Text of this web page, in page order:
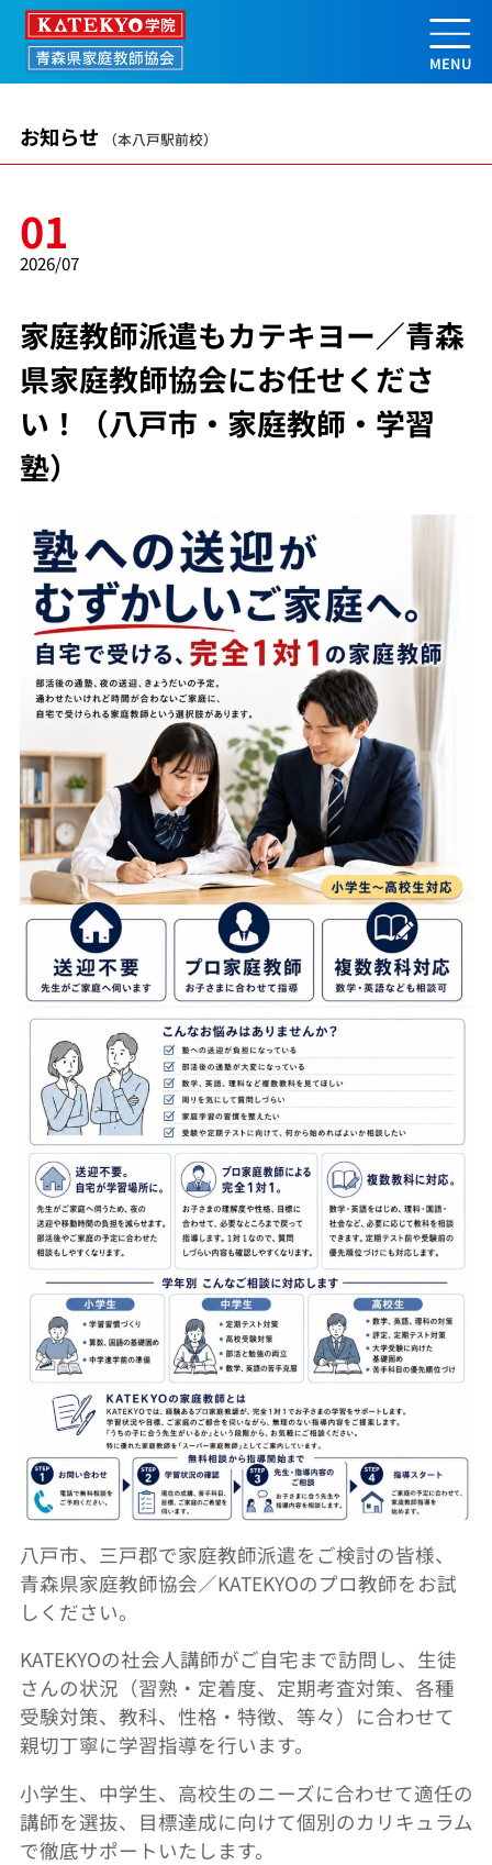
家庭教師派遣もカテキヨー／青森県
お知らせ （本八戸駅前校）
01
2026/07
家庭教師派遣もカテキヨー／青森
県家庭教師協会にお任せくださ
い！（八戸市・家庭教師・学習
塾）
八戸市、三戸郡で家庭教師派遣をご検討の皆様、
青森県家庭教師協会／KATEKYOのプロ教師をお試
しください。
KATEKYOの社会人講師がご自宅まで訪問し、生徒
さんの状況（習熟・定着度、定期考査対策、各種
受験対策、教科、性格・特徴、等々）に合わせて
親切丁寧に学習指導を行います。
小学生、中学生、高校生のニーズに合わせて適任の
講師を選抜、目標達成に向けて個別のカリキュラム
で徹底サポートいたします。